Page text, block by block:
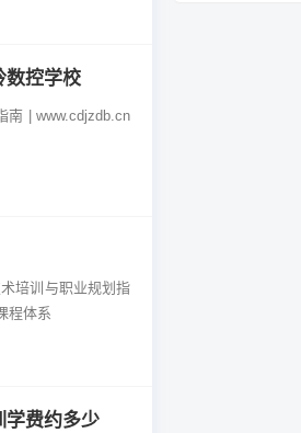
数控学校
南 | www.cdjzdb.cn
培训与职业规划指
程体系
学费约多少